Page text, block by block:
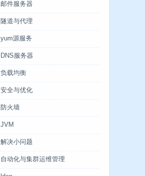
邮件服务器
隧道与代理
yum源服务
DNS服务器
负载均衡
安全与优化
防火墙
JVM
解决小问题
自动化与集群运维管理